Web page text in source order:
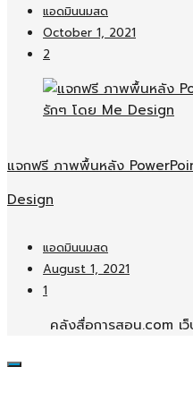
แอดมินนมสด
October 1, 2021
2
แจกฟรี ภาพพื้นหลัง
Design
แอดมินนมสด
August 1, 2021
1
คลังสื่อการสอน.com เ